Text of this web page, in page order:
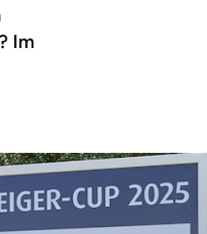
Im